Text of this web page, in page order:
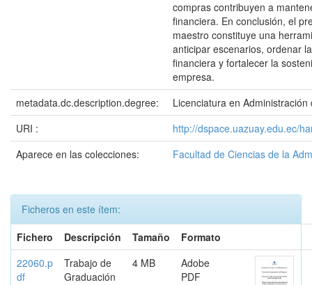
compras contribuyen a
financiera. En conclusión, el
maestro constituye una
anticipar escenarios, ordenar
financiera y fortalecer la
empresa.
metadata.dc.description.degree:
Licenciatura en Administración
URI :
http://dspace.uazuay.edu.ec/
Aparece en las colecciones:
Facultad de Ciencias de la
Ficheros en este ítem:
Fichero
Descripción Tamaño
Formato
22060.p
df
Trabajo de
Graduación
4 MB
Adobe
PDF